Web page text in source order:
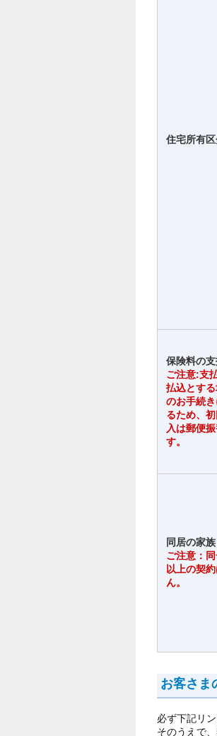
住宅所有
保険料の
ご注意:支
払込とす
のお手続
るため、
入は郵便
す。
同居の家族
ご注意：
以上の契
ん。
お客さま
必ず下記リ
そのうえで